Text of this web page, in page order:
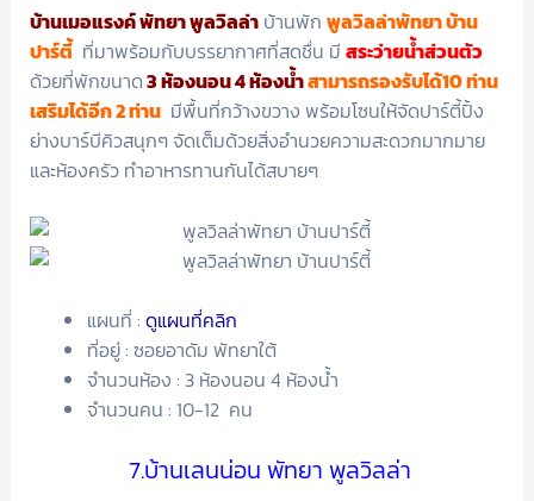
บ้านเมอแรงค์ พัทยา พูลวิลล่าบ้านพัก พูลวิลล่าพัทยา บ้าน
ปาร์ตี้ที่มาพร้อมกับบรรยากาศที่สดชื่น มี สระว่ายน้ำส่วนตัว
ด้วยที่พักขนาด3 ห้องนอน 4 ห้องน้ำสามารถรองรับได้10 ท่าน
เสริมได้อีก 2 ท่านมีพื้นที่กว้างขวาง พร้อมโซนให้จัดปาร์ตี้ปิ้ง
ย่างบาร์บีคิวสนุกๆ จัดเต็มด้วยสิ่งอำนวยความสะดวกมากมาย
และห้องครัว ทำอาหารทานกันได้สบายๆ
แผนที่ : ดูแผนที่คลิก
ที่อยู่ : ซอยอาดัม พัทยาใต้
จำนวนห้อง : 3 ห้องนอน 4 ห้องน้ำ
จำนวนคน : 10-12 คน
7.บ้านเลนน่อน พัทยา พูลวิลล่า